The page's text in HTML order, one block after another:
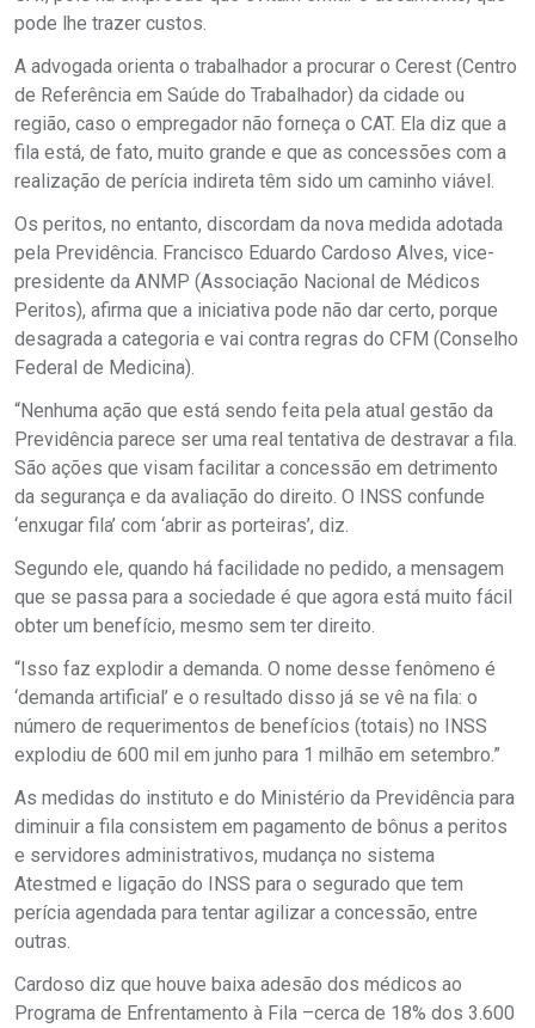
pode lhe trazer custos.
A advogada orienta o trabalhador a procurar o Cerest (Centro
de Referência em Saúde do Trabalhador) da cidade ou
região, caso o empregador não forneça o CAT. Ela diz que a
fila está, de fato, muito grande e que as concessões com a
realização de perícia indireta têm sido um caminho viável.
Os peritos, no entanto, discordam da nova medida adotada
pela Previdência. Francisco Eduardo Cardoso Alves, vice-
presidente da ANMP (Associação Nacional de Médicos
Peritos), afirma que a iniciativa pode não dar certo, porque
desagrada a categoria e vai contra regras do CFM (Conselho
Federal de Medicina).
“Nenhuma ação que está sendo feita pela atual gestão da
Previdência parece ser uma real tentativa de destravar a fila.
São ações que visam facilitar a concessão em detrimento
da segurança e da avaliação do direito. O INSS confunde
‘enxugar fila’ com ‘abrir as porteiras’, diz.
Segundo ele, quando há facilidade no pedido, a mensagem
que se passa para a sociedade é que agora está muito fácil
obter um benefício, mesmo sem ter direito.
“Isso faz explodir a demanda. O nome desse fenômeno é
‘demanda artificial’ e o resultado disso já se vê na fila: o
número de requerimentos de benefícios (totais) no INSS
explodiu de 600 mil em junho para 1 milhão em setembro.”
As medidas do instituto e do Ministério da Previdência para
diminuir a fila consistem em pagamento de bônus a peritos
e servidores administrativos, mudança no sistema
Atestmed e ligação do INSS para o segurado que tem
perícia agendada para tentar agilizar a concessão, entre
outras.
Cardoso diz que houve baixa adesão dos médicos ao
Programa de Enfrentamento à Fila –cerca de 18% dos 3.600